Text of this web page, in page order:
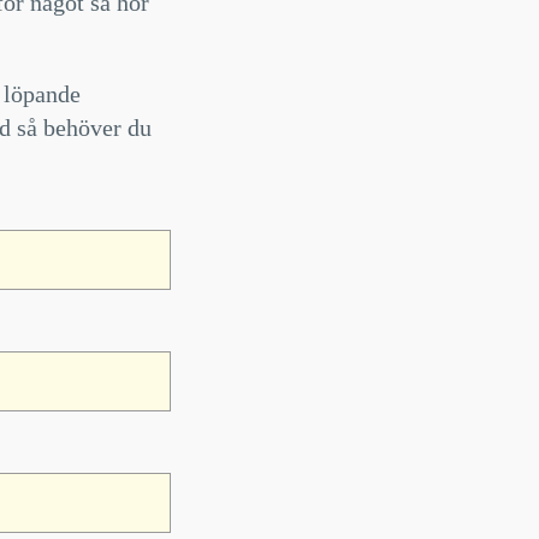
så behöver du